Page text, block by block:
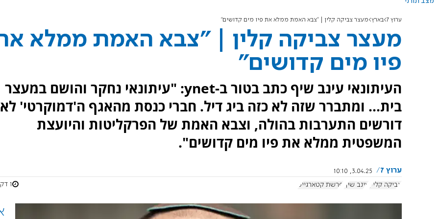
ערוץ 7 בארץ מעצר צביקה קלין | "צבא האמת ממלא את פיו מים קדושים"
מעצר צביקה קלין | "צבא האמת ממלא
פיו מים קדושים"
העיתונאי עינב שיף כתב בטור ב-ynet: "עיתונאי נחקר והושם במעצר
בית... ומתברר שזה לא כזה ביג דיל. חברי כנסת מהאגף ה'דמוקרטי' לא
דורשים התערבות בהולה, וצבא האמת של הפרקליטות והיועצת
המשפטית ממלא את פיו מים קדושים".
ערוץ 7
3.04.25, 10:10
צביקה קליין
עינב שיף פרשת קטארגייט 1 דקות